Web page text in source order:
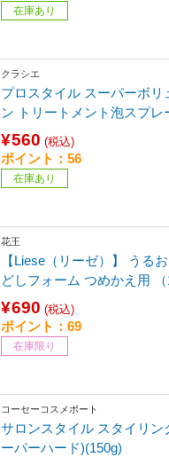
在庫あり
クラシエ
プロスタイル スーパーボリ
ン トリートメント泡スプレ
¥560 (税込)
ポイント：56
在庫あり
花王
【Liese（リーゼ）】 うる
どしフォーム つめかえ用 （
¥690 (税込)
ポイント：69
在庫限り
コーセーコスメポート
サロンスタイル スタイリン
ーパーハード)(150g)